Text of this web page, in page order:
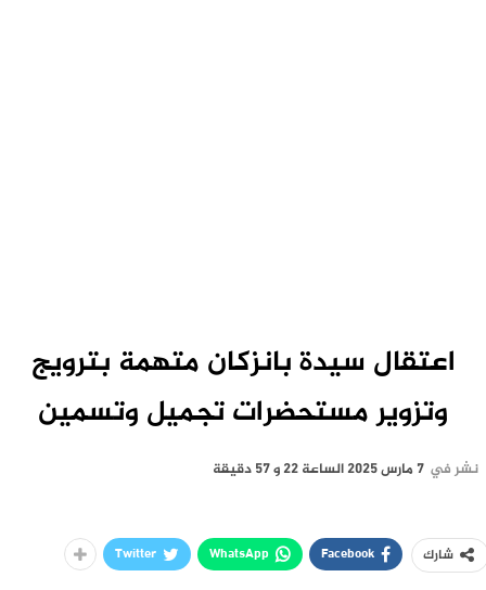
اعتقال سيدة بانزكان متهمة بترويج
وتزوير مستحضرات تجميل وتسمين
نشر في 7 مارس 2025 الساعة 22 و 57 دقيقة
شارك Facebook
WhatsApp
Twitter